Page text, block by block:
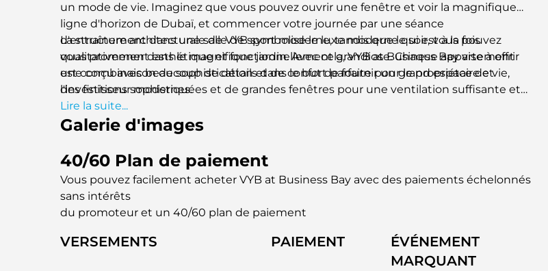
un mode de vie. Imaginez que vous pouvez ouvrir une fenêtre et voir la magnifique
ligne d'horizon de Dubaï, et commencer votre journée par une séance
d'entraînement dans une salle de sport moderne, tandis que le soir, vous pouvez
vous promener dans le magnifique jardin. Avec cela, VYB at Business Bay vise à offrir
une combinaison de sophistication et de confort parfaite pour le propriétaire et
l'investisseur modernes.
La structure architecturale de VYB symbolise le luxe moderne qui est à la fois
qualitativement esthétique et fonctionnellement grandiose. Chaque appartement
est conçu avec beaucoup de détails dans le but de fournir un grand espace de vie,
des finitions sophistiquées et de grandes fenêtres pour une ventilation suffisante et
un éclairage naturel. Que vous soyez un jeune adulte qui travaille à la recherche d'une
nouvelle maison de ville moderne ou un couple avec enfants ayant besoin d'une
maison de ville confortable, alors VYB at Business Bay a beaucoup à offrir.
Lire la suite...
Galerie d'images
40/60 Plan de paiement
Vous pouvez facilement acheter VYB at Business Bay avec des paiements échelonnés
sans intérêts
du promoteur et un 40/60 plan de paiement
VERSEMENTS PAIEMENT
ÉVÉNEMENT
MARQUANT